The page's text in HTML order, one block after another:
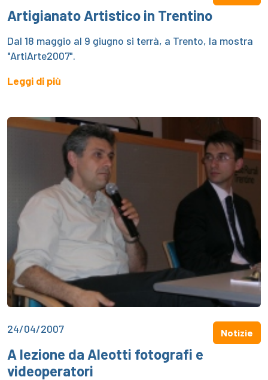
Artigianato Artistico in Trentino
Dal 18 maggio al 9 giugno si terrà, a Trento, la mostra
"ArtiArte2007".
Leggi di più
24/04/2007 Notizie
A lezione da Aleotti fotografi e
videoperatori